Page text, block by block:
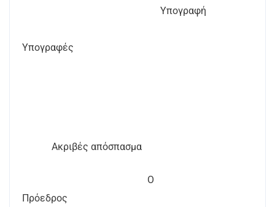
Υπογραφή
Υπογραφές
Ακριβές απόσπασμα
Ο
Πρόεδρος